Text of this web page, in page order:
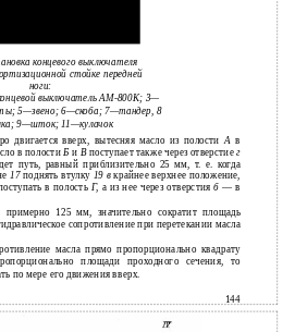
концевого выключателя
стойке передней
ноги:
выключатель АМ-800К; 3—
5—звено; 6—скоба; 7—тандер, 8
9—шток; 11—кулачок
двигается вверх, вытесняя масло из полостиАв
в полостиБ и Впоступает также через отверстиег
путь, равный приблизительно 25 мм, т. е. когда
17поднять втулку 19 вкрайнее верхнее положение,
в полость Г, а из нее через отверстияб — в
125 мм, значительно сократит площадь
сопротивление при перетекании масла
масла прямо пропорционально квадрату
площади проходного сечения, то
по мере его движения вверх.
144